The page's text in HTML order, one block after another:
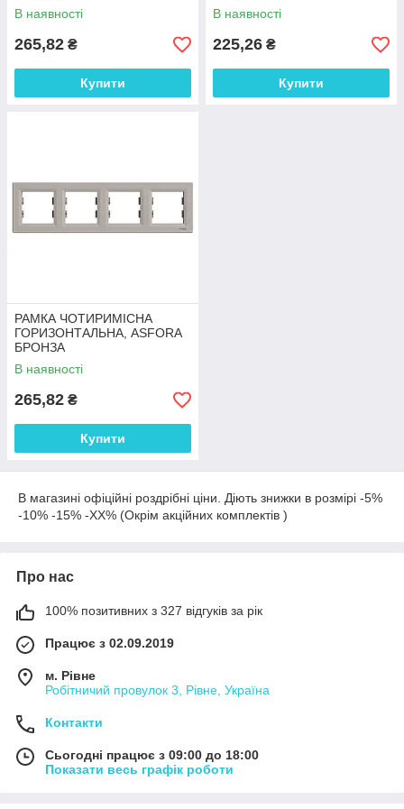
В наявності
265,82 ₴
Купити
В наявності
225,26 ₴
Купити
РАМКА ЧОТИРИМІСНА
ГОРИЗОНТАЛЬНА, ASFORA
БРОНЗА
В наявності
265,82 ₴
Купити
В магазині офіційні роздрібні ціни. Діють знижки в розмірі -5%
-10% -15% -ХХ% (Окрім акційних комплектів )
Про нас
100% позитивних з 327 відгуків за рік
Працює з 02.09.2019
м. Рівне
Робітничий провулок 3, Рівне, Україна
Контакти
Сьогодні працює з 09:00 до 18:00
Показати весь графік роботи